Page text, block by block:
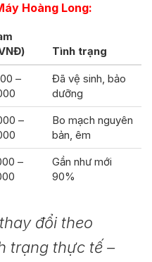
Hoàng Long:
Tình trạng
–
Đã vệ sinh, bảo
dưỡng
–
Bo mạch nguyên
bản, êm
–
Gần như mới
90%
đổi theo
trạng thực tế –